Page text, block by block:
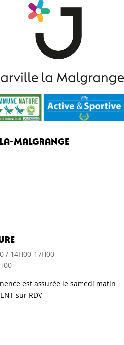
Malgrange
/ 14H00-17H00
est assurée le samedi matin
sur RDV